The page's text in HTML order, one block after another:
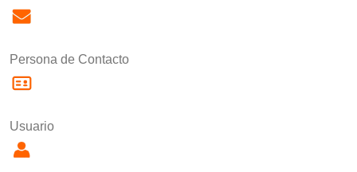
Persona de Contacto
Usuario